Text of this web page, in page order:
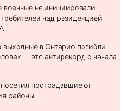
военные не инициировали
над резиденцией
выходные в Онтарио погибли
— это антирекорд с начала
пострадавшие от
районы